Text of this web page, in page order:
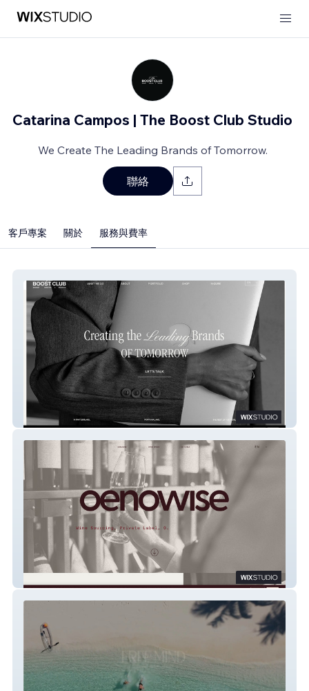
Catarina Campos | The Boost Club Studio
We Create The Leading Brands of Tomorrow.
聯絡
客戶專案 關於 服務與費率
The Boost Club Studio